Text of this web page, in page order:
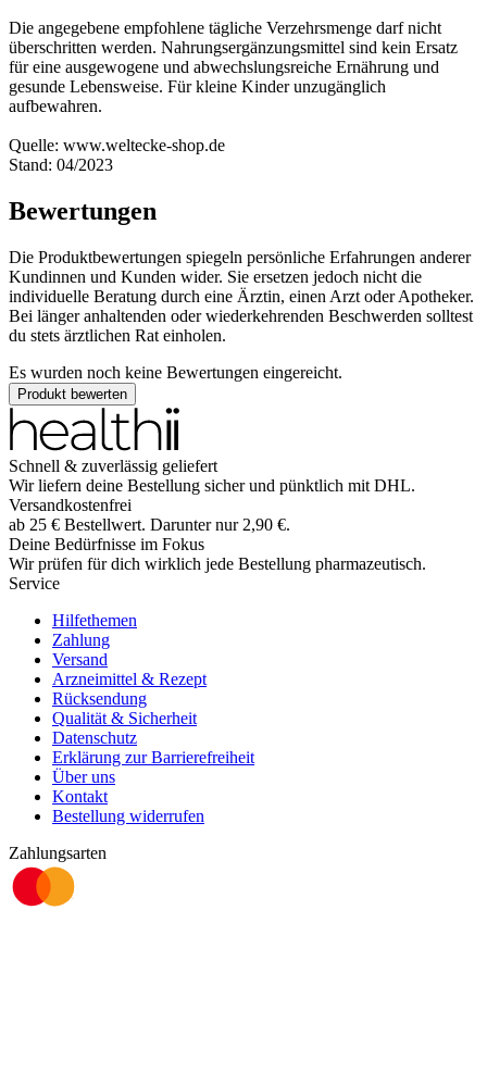
Die angegebene empfohlene tägliche Verzehrsmenge darf nicht
überschritten werden. Nahrungsergänzungsmittel sind kein Ersatz
für eine ausgewogene und abwechslungsreiche Ernährung und
gesunde Lebensweise. Für kleine Kinder unzugänglich
aufbewahren.
Quelle: www.weltecke-shop.de
Stand: 04/2023
Bewertungen
Die Produktbewertungen spiegeln persönliche Erfahrungen anderer
Kundinnen und Kunden wider. Sie ersetzen jedoch nicht die
individuelle Beratung durch eine Ärztin, einen Arzt oder Apotheker.
Bei länger anhaltenden oder wiederkehrenden Beschwerden solltest
du stets ärztlichen Rat einholen.
Es wurden noch keine Bewertungen eingereicht.
Produkt bewerten
Schnell & zuverlässig geliefert
Wir liefern deine Bestellung sicher und pünktlich mit DHL.
Versandkostenfrei
ab 25 € Bestellwert. Darunter nur 2,90 €.
Deine Bedürfnisse im Fokus
Wir prüfen für dich wirklich jede Bestellung pharmazeutisch.
Service
Hilfethemen
Zahlung
Versand
Arzneimittel & Rezept
Rücksendung
Qualität & Sicherheit
Datenschutz
Erklärung zur Barrierefreiheit
Über uns
Kontakt
Bestellung widerrufen
Zahlungsarten